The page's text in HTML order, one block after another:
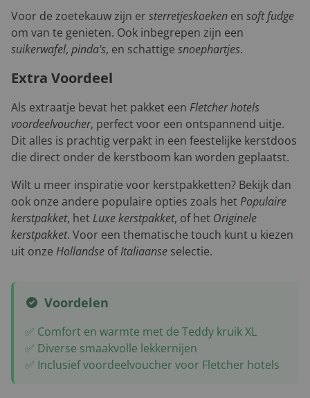
Voor de zoetekauw zijn er sterretjeskoeken en soft fudge
om van te genieten. Ook inbegrepen zijn een
suikerwafel, pinda's, en schattige snoephartjes.
Extra Voordeel
Als extraatje bevat het pakket een Fletcher hotels
voordeelvoucher, perfect voor een ontspannend uitje.
Dit alles is prachtig verpakt in een feestelijke kerstdoos
die direct onder de kerstboom kan worden geplaatst.
Wilt u meer inspiratie voor kerstpakketten? Bekijk dan
ook onze andere populaire opties zoals hetPopulaire
kerstpakket, hetLuxe kerstpakket, of het Originele
kerstpakket. Voor een thematische touch kunt u kiezen
uit onze Hollandse ofItaliaanse selectie.
Voordelen
✅ Comfort en warmte met de Teddy kruik XL
✅ Diverse smaakvolle lekkernijen
✅ Inclusief voordeelvoucher voor Fletcher hotels